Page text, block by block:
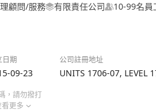
顧問/服務
有限責任公司 10-99名員
日期 公司註冊地址
09-23 UNITS 1706-07, LEVEL
，請勿撥打
看更多